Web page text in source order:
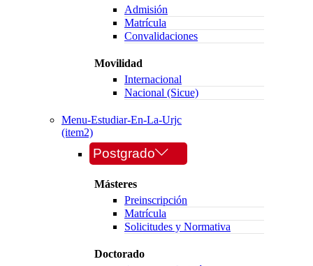
Admisión
Matrícula
Convalidaciones
Movilidad
Internacional
Nacional (Sicue)
Menu-Estudiar-En-La-Urjc
(item2)
Postgrado
Másteres
Preinscripción
Matrícula
Solicitudes y Normativa
Doctorado